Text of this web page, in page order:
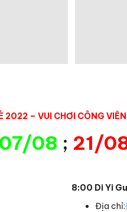
– VUI CHƠI CÔNG
07/08 ; 21/
8:00 Di Yi
Địa chỉ: